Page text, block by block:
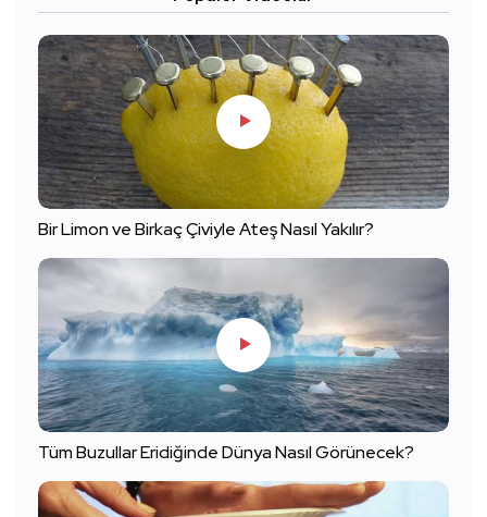
Bir Limon ve Birkaç Çiviyle Ateş Nasıl Yakılır?
Tüm Buzullar Eridiğinde Dünya Nasıl Görünecek?